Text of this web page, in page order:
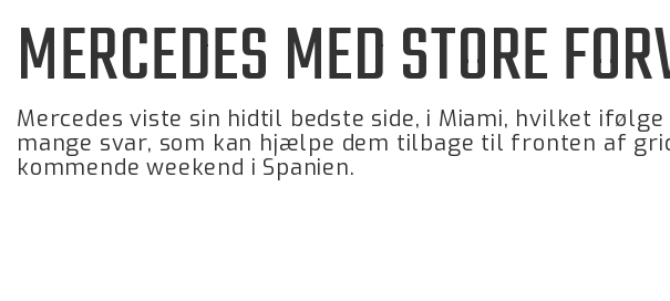
MERCEDES MED STORE
Mercedes viste sin hidtil bedste side, i Miami, hvilket
mange svar, som kan hjælpe dem tilbage til fronten af
kommende weekend i Spanien.